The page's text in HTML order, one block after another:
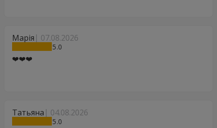
Марія 07.08.2026
5
❤️❤️❤️
Татьяна 04.08.2026
5